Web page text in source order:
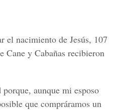
el nacimiento de Jesús, 107
Cane y Cabañas recibieron
aunque mi esposo
que compráramos un